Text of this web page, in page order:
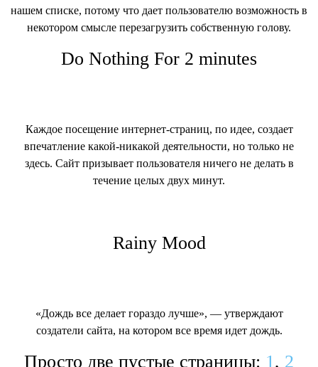
нашем списке, потому что дает пользователю возможность в
некотором смысле перезагрузить собственную голову.
Do Nothing For 2 minutes
Каждое посещение интернет-страниц, по идее, создает
впечатление какой-никакой деятельности, но только не
здесь. Сайт призывает пользователя ничего не делать в
течение целых двух минут.
Rainy Mood
«Дождь все делает гораздо лучше», — утверждают
создатели сайта, на котором все время идет дождь.
Просто две пустые страницы: 1 , 2